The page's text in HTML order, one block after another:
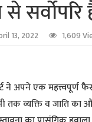
से
13, 2022 1,609
ने अपने एक महत्त्वपूर्ण
तभी तक व्यक्ति व जाति